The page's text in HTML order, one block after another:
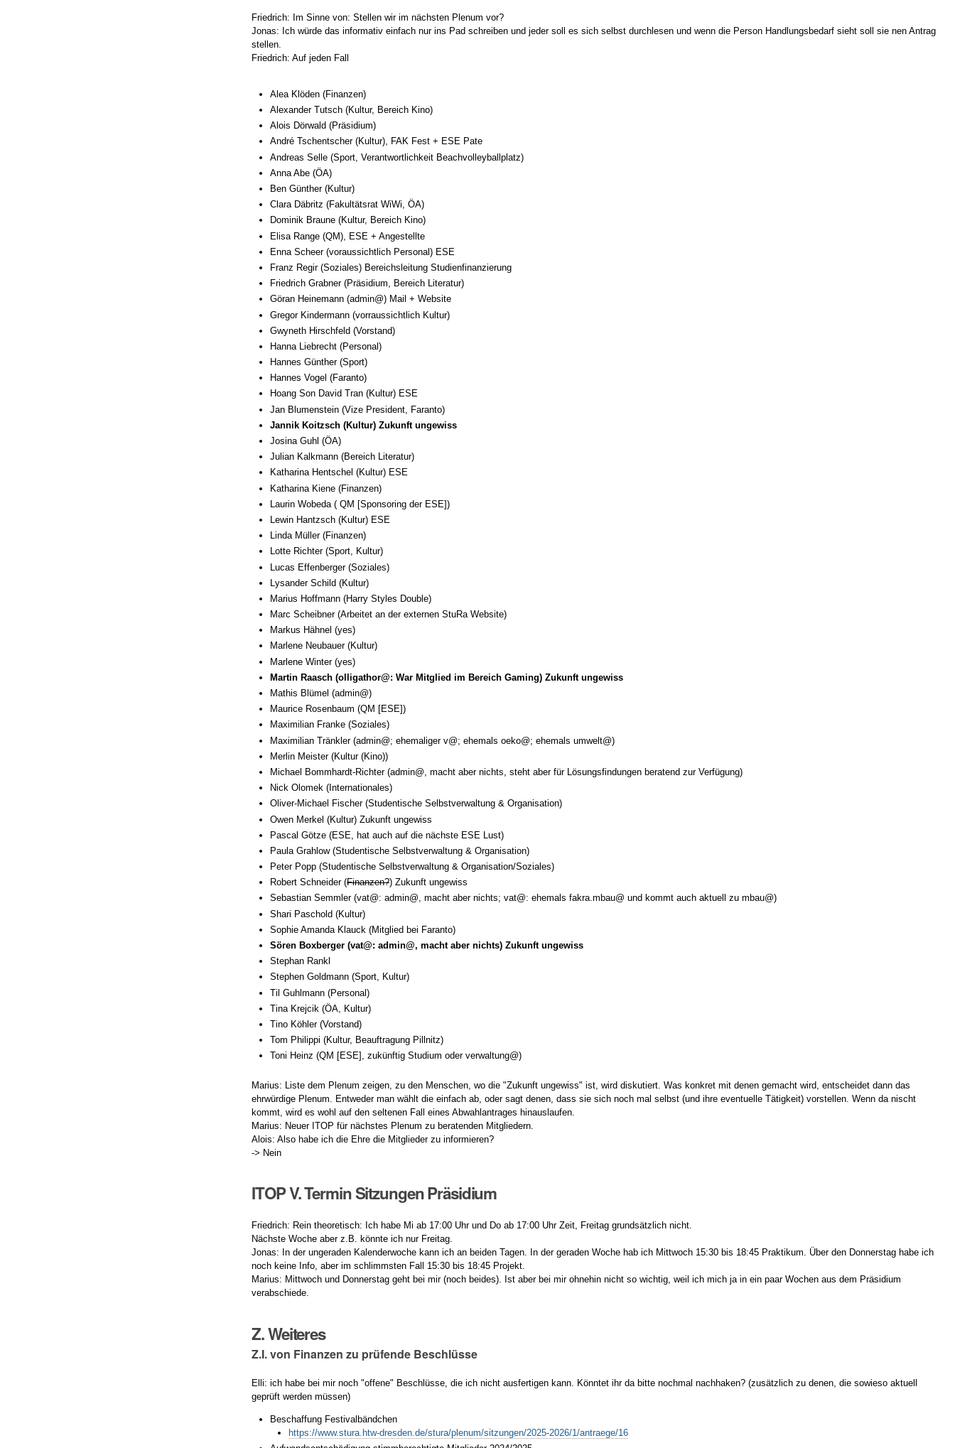
Friedrich: Im Sinne von: Stellen wir im nächsten Plenum vor?
Jonas: Ich würde das informativ einfach nur ins Pad schreiben und jeder soll es sich selbst durchlesen und wenn die Person Handlungsbedarf sieht soll sie nen Antrag
stellen.
Friedrich: Auf jeden Fall
Alea Klöden (Finanzen)
Alexander Tutsch (Kultur, Bereich Kino)
Alois Dörwald (Präsidium)
André Tschentscher (Kultur), FAK Fest + ESE Pate
Andreas Selle (Sport, Verantwortlichkeit Beachvolleyballplatz)
Anna Abe (ÖA)
Ben Günther (Kultur)
Clara Däbritz (Fakultätsrat WiWi, ÖA)
Dominik Braune (Kultur, Bereich Kino)
Elisa Range (QM), ESE + Angestellte
Enna Scheer (voraussichtlich Personal) ESE
Franz Regir (Soziales) Bereichsleitung Studienfinanzierung
Friedrich Grabner (Präsidium, Bereich Literatur)
Göran Heinemann (admin@) Mail + Website
Gregor Kindermann (vorraussichtlich Kultur)
Gwyneth Hirschfeld (Vorstand)
Hanna Liebrecht (Personal)
Hannes Günther (Sport)
Hannes Vogel (Faranto)
Hoang Son David Tran (Kultur) ESE
Jan Blumenstein (Vize President, Faranto)
Jannik Koitzsch (Kultur) Zukunft ungewiss
Josina Guhl (ÖA)
Julian Kalkmann (Bereich Literatur)
Katharina Hentschel (Kultur) ESE
Katharina Kiene (Finanzen)
Laurin Wobeda ( QM [Sponsoring der ESE])
Lewin Hantzsch (Kultur) ESE
Linda Müller (Finanzen)
Lotte Richter (Sport, Kultur)
Lucas Effenberger (Soziales)
Lysander Schild (Kultur)
Marius Hoffmann (Harry Styles Double)
Marc Scheibner (Arbeitet an der externen StuRa Website)
Markus Hähnel (yes)
Marlene Neubauer (Kultur)
Marlene Winter (yes)
Martin Raasch (olligathor@: War Mitglied im Bereich Gaming) Zukunft ungewiss
Mathis Blümel (admin@)
Maurice Rosenbaum (QM [ESE])
Maximilian Franke (Soziales)
Maximilian Tränkler (admin@; ehemaliger v@; ehemals oeko@; ehemals umwelt@)
Merlin Meister (Kultur (Kino))
Michael Bommhardt-Richter (admin@, macht aber nichts, steht aber für Lösungsfindungen beratend zur Verfügung)
Nick Olomek (Internationales)
Oliver-Michael Fischer (Studentische Selbstverwaltung & Organisation)
Owen Merkel (Kultur) Zukunft ungewiss
Pascal Götze (ESE, hat auch auf die nächste ESE Lust)
Paula Grahlow (Studentische Selbstverwaltung & Organisation)
Peter Popp (Studentische Selbstverwaltung & Organisation/Soziales)
Robert Schneider (Finanzen?) Zukunft ungewiss
Sebastian Semmler (vat@: admin@, macht aber nichts; vat@: ehemals fakra.mbau@ und kommt auch aktuell zu mbau@)
Shari Paschold (Kultur)
Sophie Amanda Klauck (Mitglied bei Faranto)
Sören Boxberger (vat@: admin@, macht aber nichts) Zukunft ungewiss
Stephan Rankl
Stephen Goldmann (Sport, Kultur)
Til Guhlmann (Personal)
Tina Krejcik (ÖA, Kultur)
Tino Köhler (Vorstand)
Tom Philippi (Kultur, Beauftragung Pillnitz)
Toni Heinz (QM [ESE], zukünftig Studium oder verwaltung@)
Marius: Liste dem Plenum zeigen, zu den Menschen, wo die "Zukunft ungewiss" ist, wird diskutiert. Was konkret mit denen gemacht wird, entscheidet dann das
ehrwürdige Plenum. Entweder man wählt die einfach ab, oder sagt denen, dass sie sich noch mal selbst (und ihre eventuelle Tätigkeit) vorstellen. Wenn da nischt
kommt, wird es wohl auf den seltenen Fall eines Abwahlantrages hinauslaufen.
Marius: Neuer ITOP für nächstes Plenum zu beratenden Mitgliedern.
Alois: Also habe ich die Ehre die Mitglieder zu informieren?
-> Nein
ITOP V. Termin Sitzungen Präsidium
Friedrich: Rein theoretisch: Ich habe Mi ab 17:00 Uhr und Do ab 17:00 Uhr Zeit, Freitag grundsätzlich nicht.
Nächste Woche aber z.B. könnte ich nur Freitag.
Jonas: In der ungeraden Kalenderwoche kann ich an beiden Tagen. In der geraden Woche hab ich Mittwoch 15:30 bis 18:45 Praktikum. Über den Donnerstag habe ich
noch keine Info, aber im schlimmsten Fall 15:30 bis 18:45 Projekt.
Marius: Mittwoch und Donnerstag geht bei mir (noch beides). Ist aber bei mir ohnehin nicht so wichtig, weil ich mich ja in ein paar Wochen aus dem Präsidium
verabschiede.
Z. Weiteres
Z.I. von Finanzen zu prüfende Beschlüsse
Elli: ich habe bei mir noch "offene" Beschlüsse, die ich nicht ausfertigen kann. Könntet ihr da bitte nochmal nachhaken? (zusätzlich zu denen, die sowieso aktuell
geprüft werden müssen)
Beschaffung Festivalbändchen
https://www.stura.htw-dresden.de/stura/plenum/sitzungen/2025-2026/1/antraege/16